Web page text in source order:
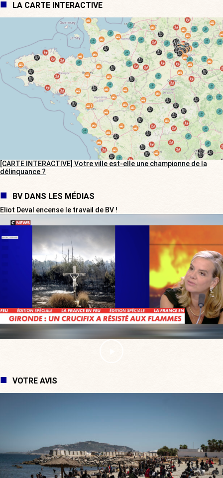
LA CARTE INTERACTIVE
[CARTE INTERACTIVE] Votre ville est-elle une championne de la
délinquance ?
BV DANS LES MÉDIAS
Eliot Deval encense le travail de BV !
VOTRE AVIS